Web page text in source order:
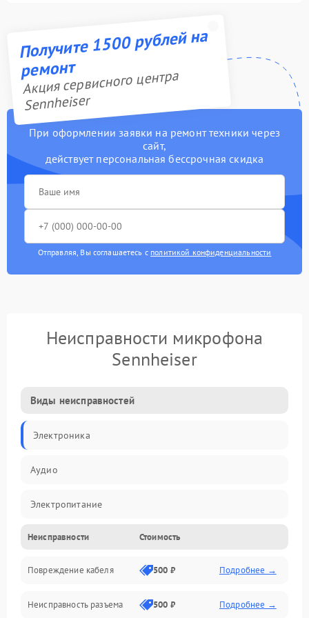
Получите 1500 рублей на
ремонт
Акция сервисного центра
Sennheiser
При оформлении заявки на ремонт техники через
сайт,
действует персональная бессрочная скидка
Отправляя, Вы соглашаетесь с политикой конфиденциальности
Неисправности микрофона
Sennheiser
Виды неисправностей
Электроника
Аудио
Электропитание
Интерфейсы
Капсюль
Механические повреждения
Неисправности Стоимость
Повреждение кабеля 500 ₽ Подробнее →
Неисправность разъема 500 ₽ Подробнее →